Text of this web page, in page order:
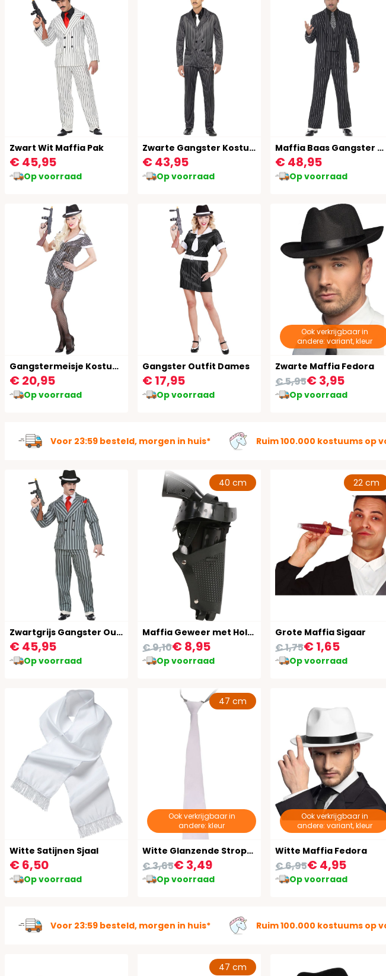
Zwart Wit Maffia Pak
€ 45,95
Op voorraad
Zwarte Gangster Kostuum Heren
€ 43,95
Op voorraad
Maffia Baas Gangster Outfit
€ 48,95
Op voorraad
Gangstermeisje Kostuum
€ 20,95
Op voorraad
Gangster Outfit Dames
€ 17,95
Op voorraad
Ook verkrijgbaar in
andere: variant, kleur
Zwarte Maffia Fedora
€ 3,95
€ 5,95
Op voorraad
Voor 23:59 besteld, morgen in huis* Ruim 100.000 kostuums op
Zwartgrijs Gangster Outfit
€ 45,95
Op voorraad
40 cm
Maffia Geweer met Holster
€ 8,95
€ 9,10
Op voorraad
22 cm
Grote Maffia Sigaar
€ 1,65
€ 1,75
Op voorraad
Witte Satijnen Sjaal
€ 6,50
Op voorraad
Ook verkrijgbaar in
andere: kleur
47 cm
Witte Glanzende Stropdas
€ 3,49
€ 3,65
Op voorraad
Ook verkrijgbaar in
andere: variant, kleur
Witte Maffia Fedora
€ 4,95
€ 6,95
Op voorraad
Voor 23:59 besteld, morgen in huis* Ruim 100.000 kostuums op
47 cm